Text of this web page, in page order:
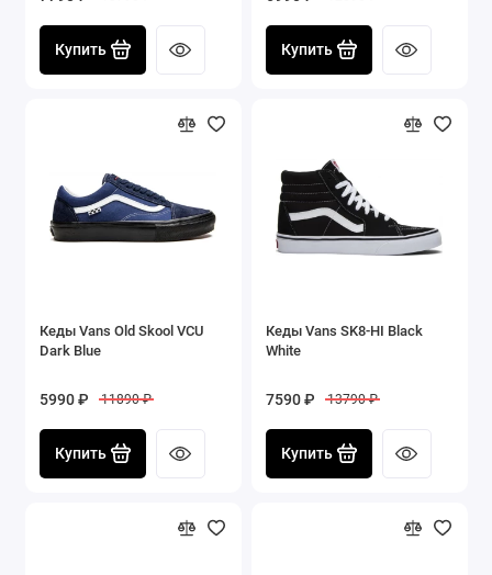
Купить Купить
Кеды Vans Old Skool VCU
Dark Blue
5990 ₽ 11890 ₽
Купить
Кеды Vans SK8-HI Black
White
7590 ₽ 13790 ₽
Купить